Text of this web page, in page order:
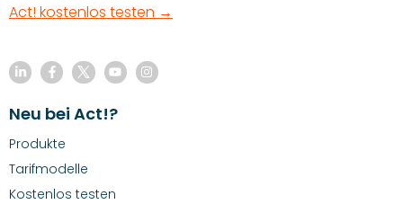
Act! kostenlos testen →
Neu bei Act!?
Produkte
Tarifmodelle
Kostenlos testen